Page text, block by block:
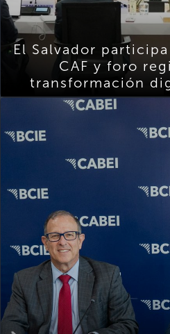
El Salvador
CAF y foro
transformación